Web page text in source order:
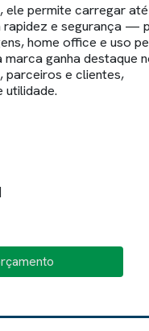
ele permite carregar
rapidez e segurança —
home office e uso
ganha destaque
parceiros e clientes,
|